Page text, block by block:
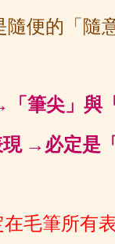
便的「隨意
筆尖」與
→必定是
毛筆所有